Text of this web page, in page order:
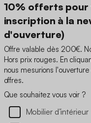
10% offerts
inscription à la
d'ouverture)
Offre valable dès 200€.
Hors prix rouges. En
nous mesurions
offres.
Que souhaitez vous voir ?
Mobilier d’intérieur